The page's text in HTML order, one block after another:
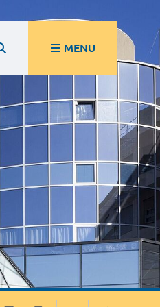
MENU